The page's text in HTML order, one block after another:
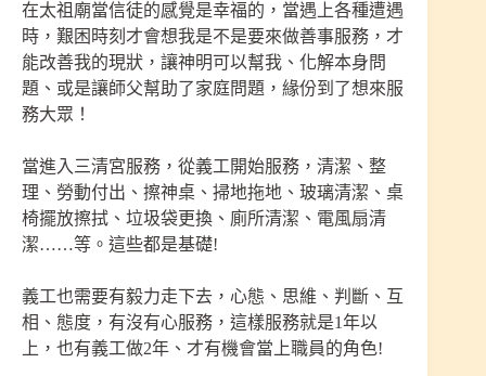
在太祖廟當信徒的感覺是幸福的，當遇上各種遭遇
時，艱困時刻才會想我是不是要來做善事服務，才
能改善我的現狀，讓神明可以幫我、化解本身問
題、或是讓師父幫助了家庭問題，緣份到了想來服
務大眾！
當進入三清宮服務，從義工開始服務，清潔、整
理、勞動付出、擦神桌、掃地拖地、玻璃清潔、桌
椅擺放擦拭、垃圾袋更換、廁所清潔、電風扇清
潔……等。這些都是基礎!
義工也需要有毅力走下去，心態、思維、判斷、互
相、態度，有沒有心服務，這樣服務就是1年以
上，也有義工做2年、才有機會當上職員的角色!